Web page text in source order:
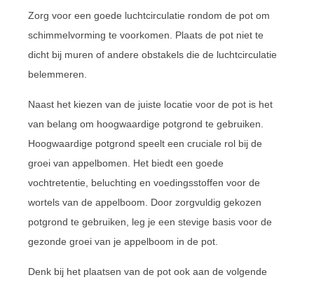
Zorg voor een goede luchtcirculatie rondom de pot om
schimmelvorming te voorkomen. Plaats de pot niet te
dicht bij muren of andere obstakels die de luchtcirculatie
belemmeren.
Naast het kiezen van de juiste locatie voor de pot is het
van belang om hoogwaardige potgrond te gebruiken.
Hoogwaardige potgrond speelt een cruciale rol bij de
groei van appelbomen. Het biedt een goede
vochtretentie, beluchting en voedingsstoffen voor de
wortels van de appelboom. Door zorgvuldig gekozen
potgrond te gebruiken, leg je een stevige basis voor de
gezonde groei van je appelboom in de pot.
Denk bij het plaatsen van de pot ook aan de volgende